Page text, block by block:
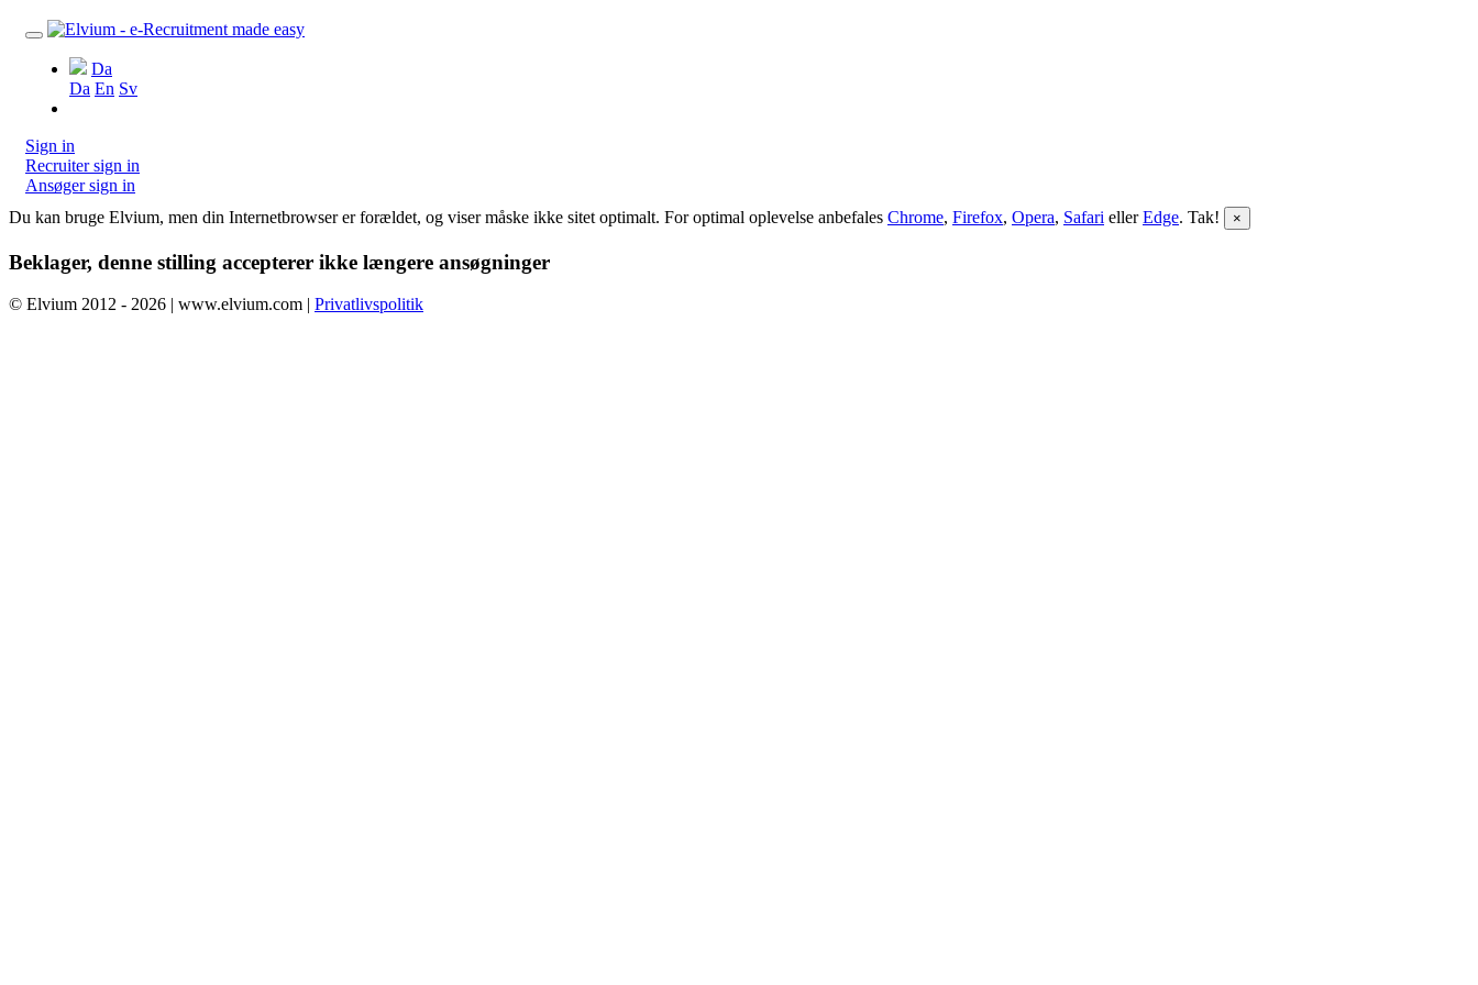
Da
Da En Sv
Sign in
Recruiter sign in
Ansøger sign in
Du kan bruge Elvium, men din Internetbrowser er forældet, og viser måske ikke sitet optimalt. For optimal oplevelse anbefales Chrome, Firefox, Opera, Safari ellerEdge. Tak! ×
Beklager, denne stilling accepterer ikke længere ansøgninger
© Elvium 2012 - 2026 | www.elvium.com | Privatlivspolitik